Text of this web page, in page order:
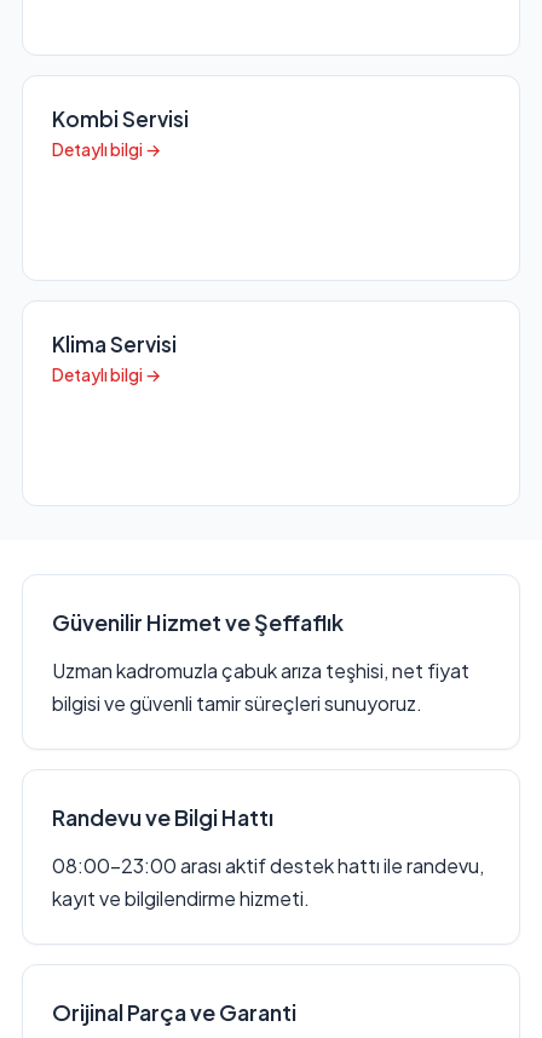
Kombi Servisi
Detaylı bilgi →
Klima Servisi
Detaylı bilgi →
Güvenilir Hizmet ve Şeffaflık
Uzman kadromuzla çabuk arıza teşhisi, net fiyat
bilgisi ve güvenli tamir süreçleri sunuyoruz.
Randevu ve Bilgi Hattı
08:00–23:00 arası aktif destek hattı ile randevu,
kayıt ve bilgilendirme hizmeti.
Orijinal Parça ve Garanti